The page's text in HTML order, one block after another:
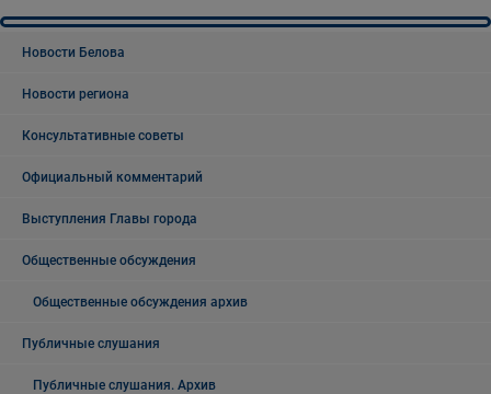
Новости Белова
Новости региона
Консультативные советы
Официальный комментарий
Выступления Главы города
Общественные обсуждения
Общественные обсуждения архив
Публичные слушания
Публичные слушания. Архив